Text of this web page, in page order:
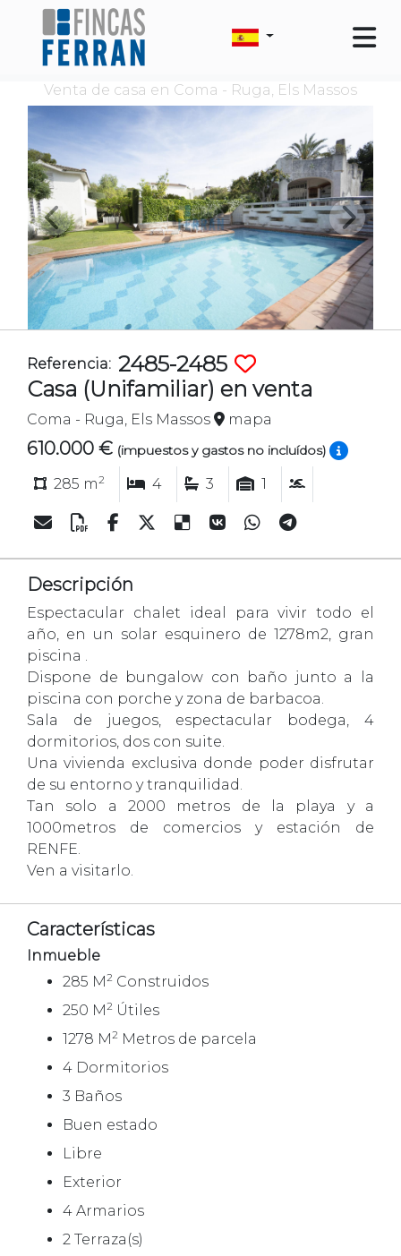
Venta de casa en Coma - Ruga, Els Massos
Referencia: 2485-2485
Casa (Unifamiliar) en venta
Coma - Ruga, Els Massos mapa
610.000 € (impuestos y gastos no incluídos)
285 m2 4 3 1
Descripción
Espectacular chalet ideal para vivir todo el
año, en un solar esquinero de 1278m2, gran
piscina .
Dispone de bungalow con baño junto a la
piscina con porche y zona de barbacoa.
Sala de juegos, espectacular bodega, 4
dormitorios, dos con suite.
Una vivienda exclusiva donde poder disfrutar
de su entorno y tranquilidad.
Tan solo a 2000 metros de la playa y a
1000metros de comercios y estación de
RENFE.
Ven a visitarlo.
Características
Inmueble
285 M2 Construidos
250 M2 Útiles
1278 M2 Metros de parcela
4 Dormitorios
3 Baños
Buen estado
Libre
Exterior
4 Armarios
2 Terraza(s)